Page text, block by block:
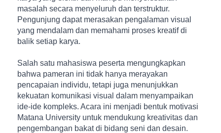
masalah secara menyeluruh dan terstruktur.
Pengunjung dapat merasakan pengalaman visual
yang mendalam dan memahami proses kreatif di
balik setiap karya.
Salah satu mahasiswa peserta mengungkapkan
bahwa pameran ini tidak hanya merayakan
pencapaian individu, tetapi juga menunjukkan
kekuatan komunikasi visual dalam menyampaikan
ide-ide kompleks. Acara ini menjadi bentuk motivasi
Matana University untuk mendukung kreativitas dan
pengembangan bakat di bidang seni dan desain.